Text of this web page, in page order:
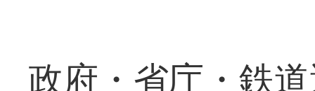
政府・省庁・鉄